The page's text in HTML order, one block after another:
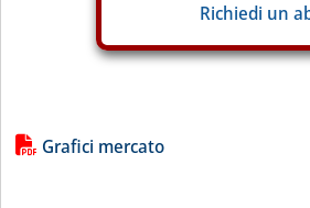
Richiedi un
Lista allegati PDF alla notizia
Grafici mercato